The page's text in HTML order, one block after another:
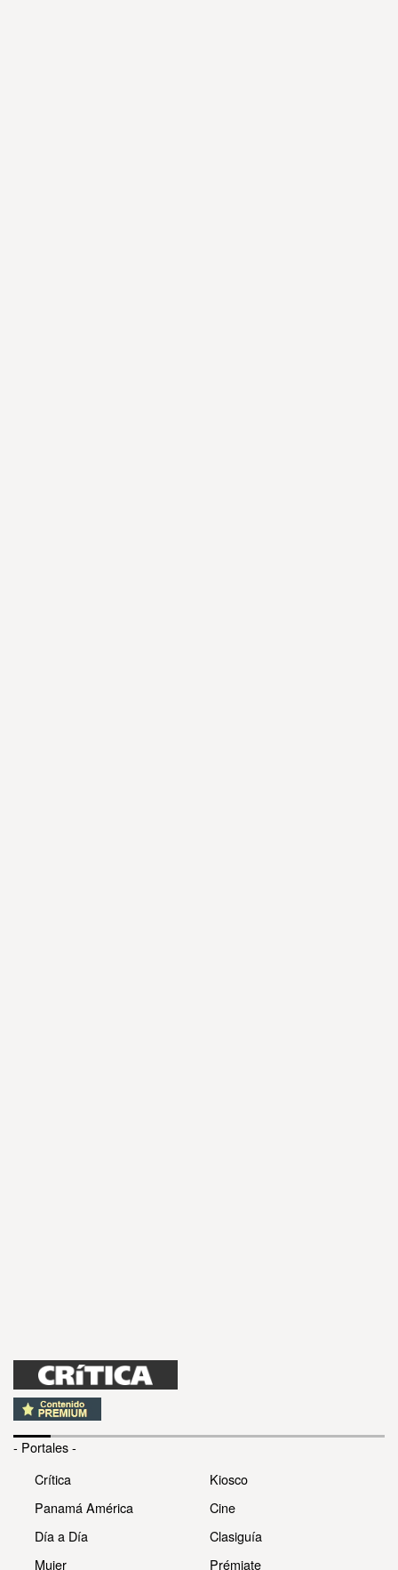
- Portales -
Crítica
Panamá América
Día a Día
Mujer
Kiosco
Cine
Clasiguía
Prémiate